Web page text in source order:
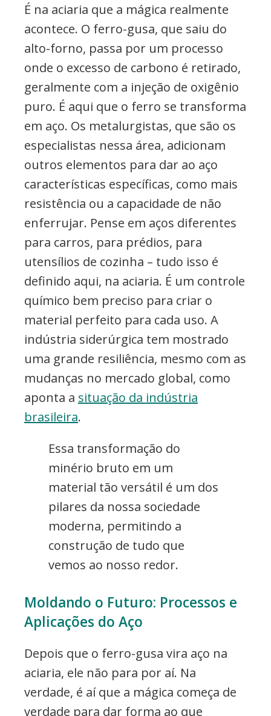
É na aciaria que a mágica realmente
acontece. O ferro-gusa, que saiu do
alto-forno, passa por um processo
onde o excesso de carbono é retirado,
geralmente com a injeção de oxigênio
puro. É aqui que o ferro se transforma
em aço. Os metalurgistas, que são os
especialistas nessa área, adicionam
outros elementos para dar ao aço
características específicas, como mais
resistência ou a capacidade de não
enferrujar. Pense em aços diferentes
para carros, para prédios, para
utensílios de cozinha – tudo isso é
definido aqui, na aciaria. É um controle
químico bem preciso para criar o
material perfeito para cada uso. A
indústria siderúrgica tem mostrado
uma grande resiliência, mesmo com as
mudanças no mercado global, como
aponta a situação da indústria
brasileira.
Essa transformação do
minério bruto em um
material tão versátil é um dos
pilares da nossa sociedade
moderna, permitindo a
construção de tudo que
vemos ao nosso redor.
Moldando o Futuro: Processos e
Aplicações do Aço
Depois que o ferro-gusa vira aço na
aciaria, ele não para por aí. Na
verdade, é aí que a mágica começa de
verdade para dar forma ao que